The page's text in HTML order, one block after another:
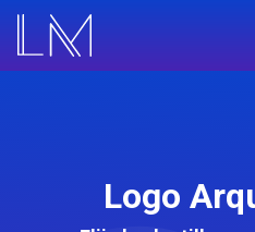
Logo